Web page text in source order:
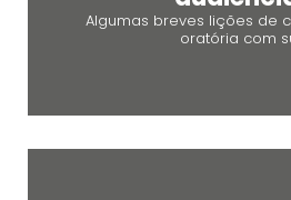
Algumas breves lições de
oratória com